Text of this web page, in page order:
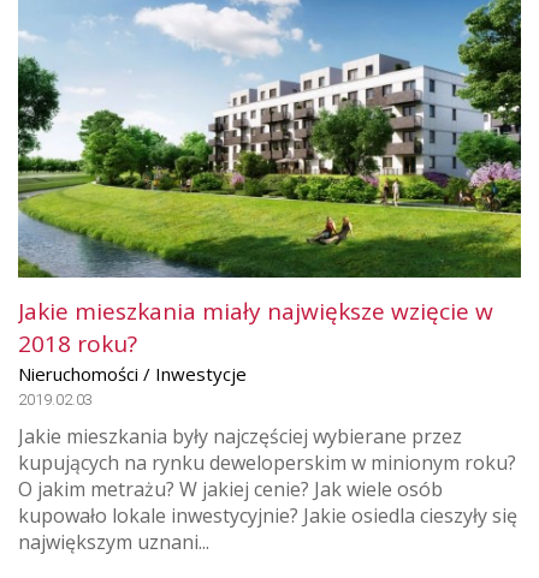
Jakie mieszkania miały największe wzięcie w
2018 roku?
Nieruchomości / Inwestycje
2019.02.03
Jakie mieszkania były najczęściej wybierane przez
kupujących na rynku deweloperskim w minionym roku?
O jakim metrażu? W jakiej cenie? Jak wiele osób
kupowało lokale inwestycyjnie? Jakie osiedla cieszyły się
największym uznani...